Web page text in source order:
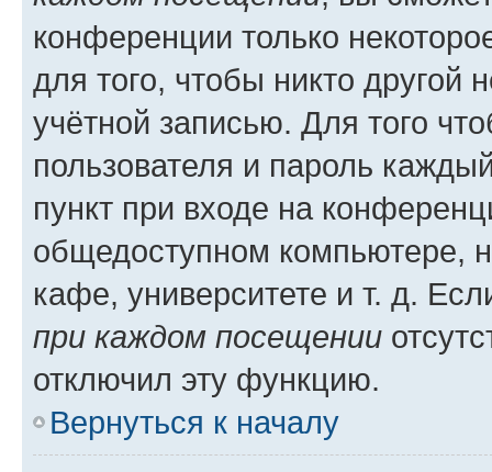
конференции только
для того, чтобы никто другой
учётной записью. Для того
пользователя и пароль
пункт при входе на
общедоступном компьютере,
кафе, университете и т. д.
при каждом посещении
отключил эту функцию.
Вернуться к началу